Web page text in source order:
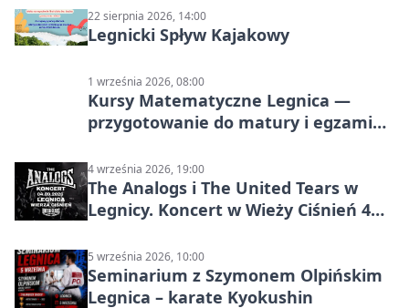
22 sierpnia 2026, 14:00
Legnicki Spływ Kajakowy
1 września 2026, 08:00
Kursy Matematyczne Legnica —
przygotowanie do matury i egzaminu
4 września 2026, 19:00
The Analogs i The United Tears w
Legnicy. Koncert w Wieży Ciśnień 4
5 września 2026, 10:00
Seminarium z Szymonem Olpińskim
Legnica – karate Kyokushin